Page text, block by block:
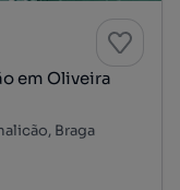
em Oliveira
Braga